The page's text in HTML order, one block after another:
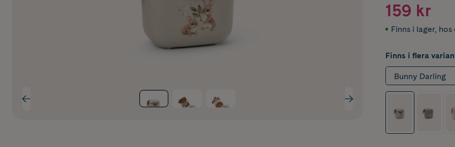
159 kr
Finns i lager, hos
Finns i flera
Bunny Darling